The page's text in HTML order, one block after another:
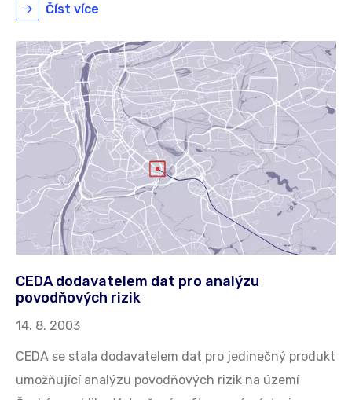
Číst více
CEDA dodavatelem dat pro analýzu
povodňových rizik
14. 8. 2003
CEDA se stala dodavatelem dat pro jedinečný produkt
umožňující analýzu povodňových rizik na území